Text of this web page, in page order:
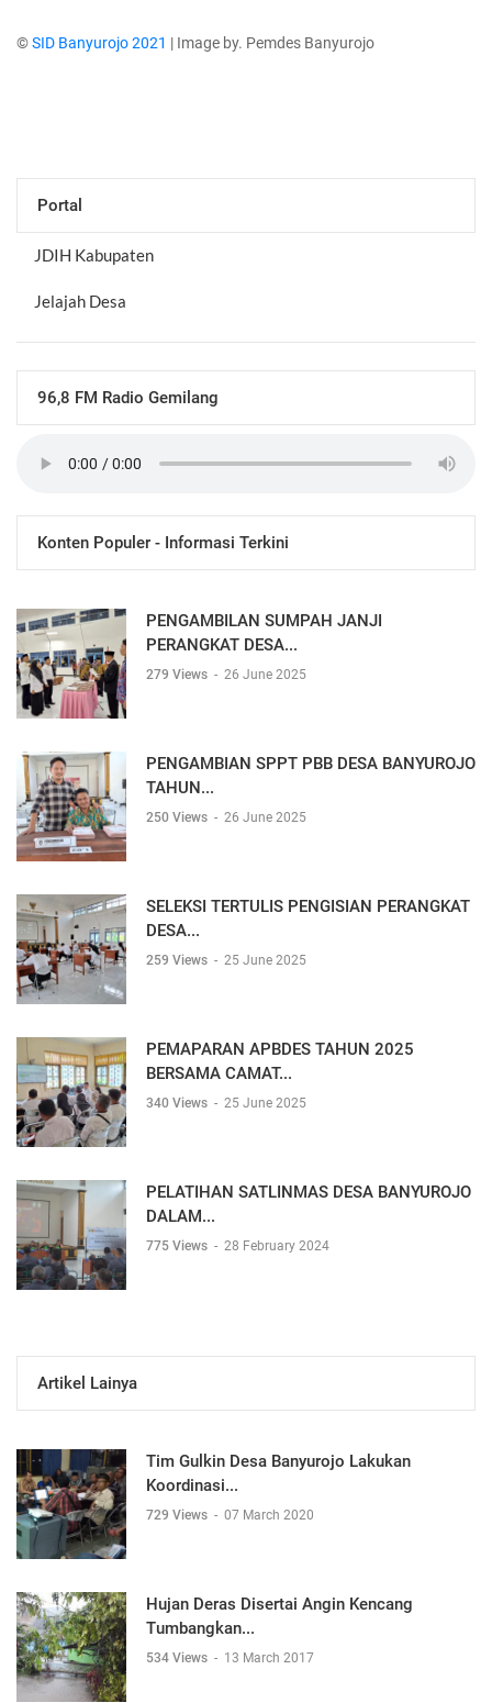
©SID Banyurojo 2021 | Image by. Pemdes Banyurojo
Portal
JDIH Kabupaten
Jelajah Desa
96,8 FM Radio Gemilang
Konten Populer - Informasi Terkini
PENGAMBILAN SUMPAH JANJI
PERANGKAT DESA...
279 Views - 26 June 2025
PENGAMBIAN SPPT PBB DESA BANYUROJO
TAHUN...
250 Views - 26 June 2025
SELEKSI TERTULIS PENGISIAN PERANGKAT
DESA...
259 Views - 25 June 2025
PEMAPARAN APBDES TAHUN 2025
BERSAMA CAMAT...
340 Views - 25 June 2025
PELATIHAN SATLINMAS DESA BANYUROJO
DALAM...
775 Views - 28 February 2024
Artikel Lainya
Tim Gulkin Desa Banyurojo Lakukan
Koordinasi...
729 Views - 07 March 2020
Hujan Deras Disertai Angin Kencang
Tumbangkan...
534 Views - 13 March 2017